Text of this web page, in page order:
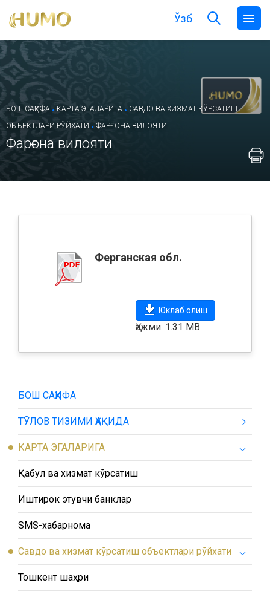
Ўзб
БОШ САҲИФА . КАРТА ЭГАЛАРИГА . САВДО ВА ХИЗМАТ КЎРСАТИШ
ОБЪЕКТЛАРИ РЎЙХАТИ . ФАРҒОНА ВИЛОЯТИ
Фарғона вилояти
Ферганская обл.
Юклаб олиш
Ҳажми: 1.31 MB
БОШ САҲИФА
ТЎЛОВ ТИЗИМИ ҲАҚИДА
КАРТА ЭГАЛАРИГА
Қабул ва хизмат кўрсатиш
Иштирок этувчи банклар
SMS-хабарнома
Савдо ва хизмат кўрсатиш объектлари рўйхати
Тошкент шаҳри